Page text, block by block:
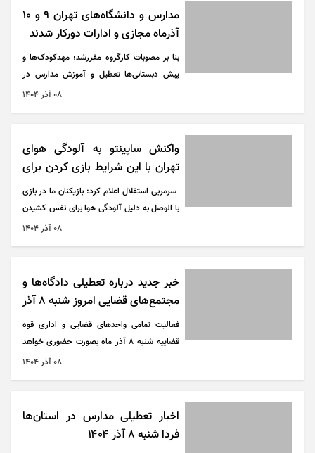
مدارس و دانشگاه‌های تهران ۹ و ۱۰
آذرماه مجازی و ادارات دورکار شدند
بنا بر مصوبات کارگروه مقررشد؛ مهدکودک‌ها و
پیش دبستانی‌ها تعطیل و آموزش مدارس در
کلیه مقاطع در شهر و استان تهران به استثنای ۵
آذرماه به صورت مجازی و در بستر شاد برگزار
شود.
۰۸ آذر ۱۴۰۴
واکنش ساپینتو به آلودگی هوای
تهران با این شرایط بازی کردن برای
هیچ کسی خوب نیست + ویدیو
سرمربی استقلال اعلام کرد: بازیکنان ما در بازی
با الوصل به دلیل آلودگی هوا برای نفس کشیدن
۰۸ آذر ۱۴۰۴
خبر جدید درباره تعطیلی دادگاه‌ها و
مجتمع‌های قضایی امروز شنبه ۸ آذر
۱۴۰۴
فعالیت تمامی واحد‌های قضایی و اداری قوه
قضاییه شنبه ۸ آذر ماه بصورت حضوری خواهد
۰۸ آذر ۱۴۰۴
اخبار تعطیلی مدارس در استان‌ها
فردا شنبه ۸ آذر ۱۴۰۴